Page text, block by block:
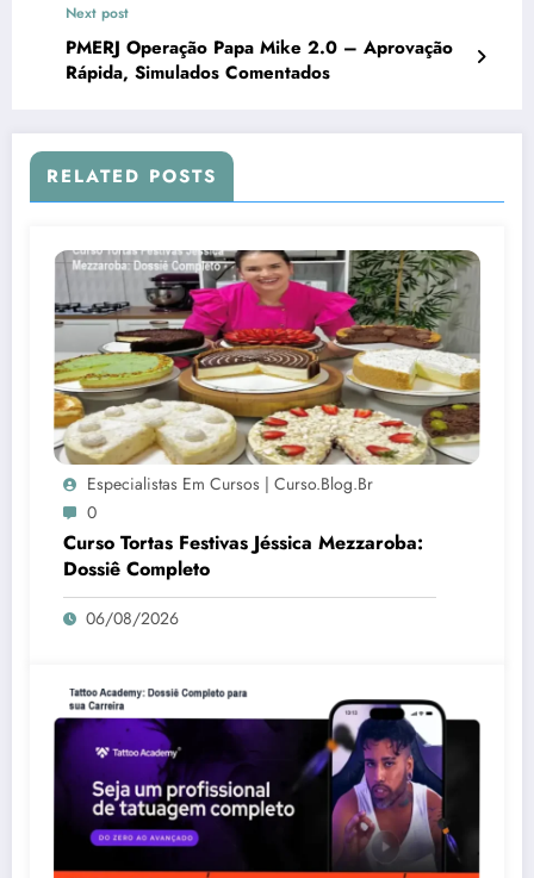
Next post
PMERJ Operação Papa Mike 2.0 – Aprovação
Rápida, Simulados Comentados
RELATED POSTS
Especialistas Em Cursos | Curso.blog.br
0
Curso Tortas Festivas Jéssica Mezzaroba:
Dossiê Completo
06/08/2026